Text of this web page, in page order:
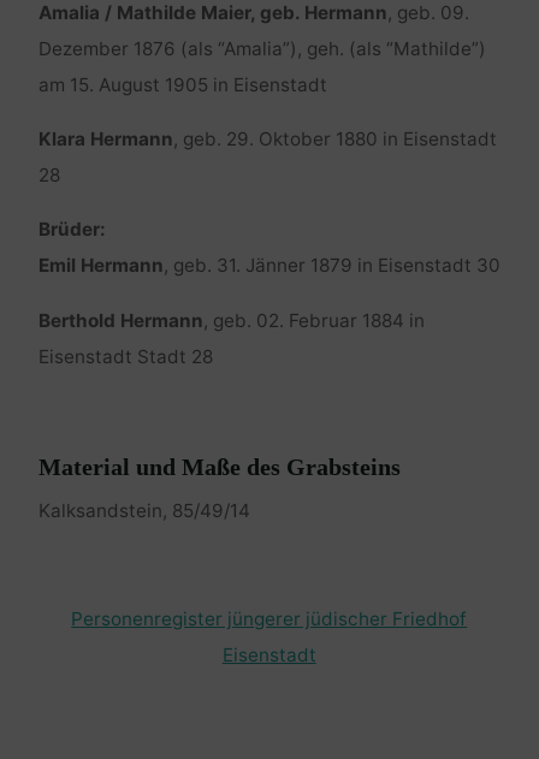
Amalia / Mathilde Maier, geb. Hermann, geb. 09.
Dezember 1876 (als “Amalia”), geh. (als “Mathilde”)
am 15. August 1905 in Eisenstadt
Klara Hermann, geb. 29. Oktober 1880 in Eisenstadt
28
Brüder:
Emil Hermann, geb. 31. Jänner 1879 in Eisenstadt 30
Berthold Hermann, geb. 02. Februar 1884 in
Eisenstadt Stadt 28
Material und Maße des Grabsteins
Kalksandstein, 85/49/14
Personenregister jüngerer jüdischer Friedhof
Eisenstadt